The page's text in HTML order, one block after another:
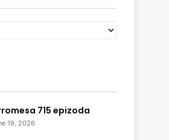
715 epizoda
19, 2026